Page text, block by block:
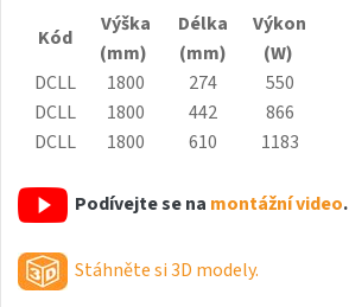
Aura
Avondo
Axis
Calypso L
Carme
Club Edge
Kód
Výška
(mm)
Délka
(mm)
Výkon
(W)
DCLL
1800 274
550
DCLL
1800 442
866
DCLL
1800 610 1183
Podívejte se na montážní video.
Stáhněte si 3D modely.